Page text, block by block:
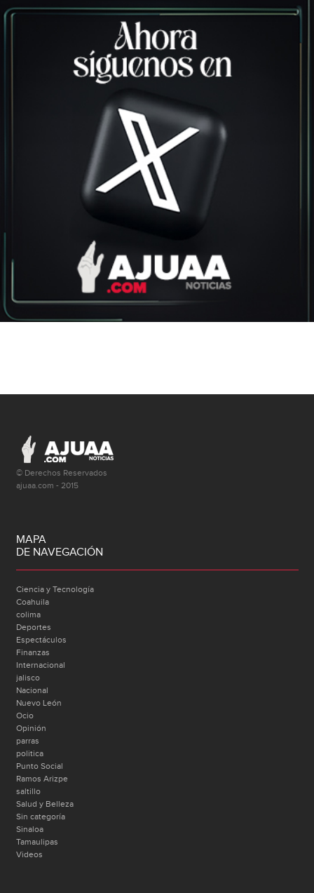
© Derechos Reservados
ajuaa.com - 2015
MAPA
DE NAVEGACIÓN
Ciencia y Tecnología
Coahuila
colima
Deportes
Espectáculos
Finanzas
Internacional
jalisco
Nacional
Nuevo León
Ocio
Opinión
parras
politica
Punto Social
Ramos Arizpe
saltillo
Salud y Belleza
Sin categoría
Sinaloa
Tamaulipas
Videos